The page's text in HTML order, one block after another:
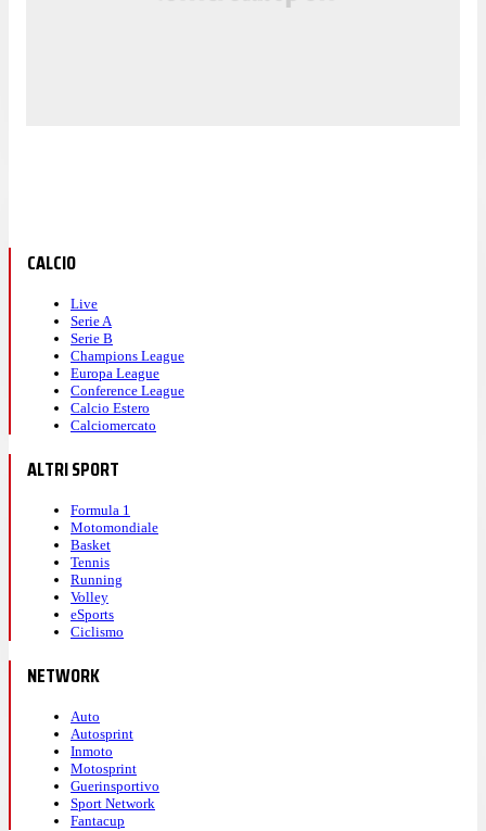
CALCIO
Live
Serie A
Serie B
Champions League
Europa League
Conference League
Calcio Estero
Calciomercato
ALTRI SPORT
Formula 1
Motomondiale
Basket
Tennis
Running
Volley
eSports
Ciclismo
NETWORK
Auto
Autosprint
Inmoto
Motosprint
Guerinsportivo
Sport Network
Fantacup